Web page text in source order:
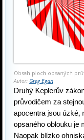
Obsah ploch opsaných
Autor: Greg Egan
Druhý Keplerův
průvodičem za
apocentra jsou úzké,
opsaného oblouku je
Naopak blízko